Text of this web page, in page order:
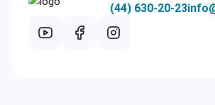
(44) 630-20-23